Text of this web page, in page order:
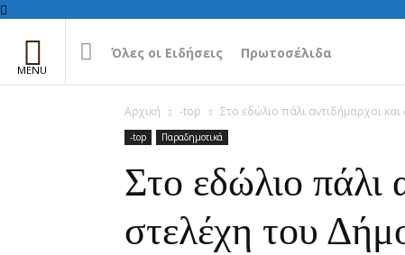
Όλες οι Ειδήσεις Πρωτοσέλιδα
Αρχική -top Στο εδώλιο πάλι αντιδήμαρχοι
-top Παραδημοτικά
Στο εδώλιο πάλι
στελέχη του